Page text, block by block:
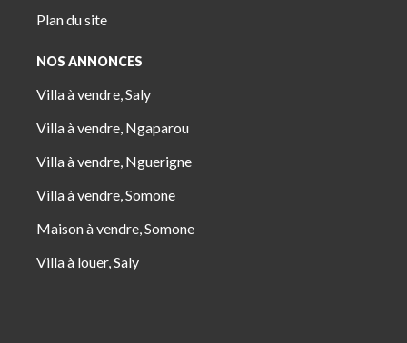
Plan du site
NOS ANNONCES
Villa à vendre, Saly
Villa à vendre, Ngaparou
Villa à vendre, Nguerigne
Villa à vendre, Somone
Maison à vendre, Somone
Villa à louer, Saly